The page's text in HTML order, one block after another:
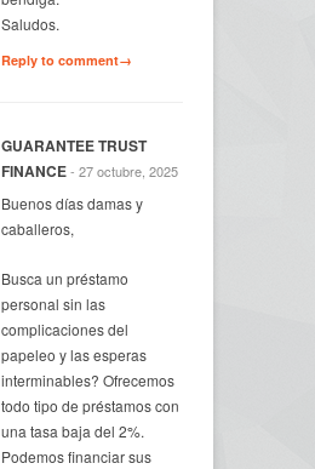
Saludos.
Reply to comment→
GUARANTEE TRUST
FINANCE- 27 octubre, 2025
Buenos días damas y
caballeros,
Busca un préstamo
personal sin las
complicaciones del
papeleo y las esperas
interminables? Ofrecemos
todo tipo de préstamos con
una tasa baja del 2%.
Podemos financiar sus